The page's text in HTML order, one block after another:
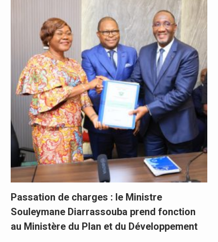
Passation de charges : le Ministre
Souleymane Diarrassouba prend fonction
au Ministère du Plan et du Développement